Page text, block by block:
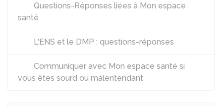
Questions-Réponses liées à Mon espace
santé
L'ENS et le DMP : questions-réponses
Communiquer avec Mon espace santé si
vous êtes sourd ou malentendant